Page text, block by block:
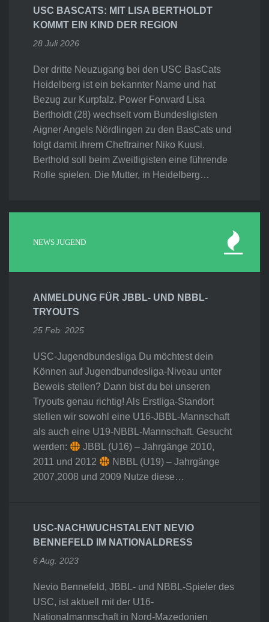
USC BASCATS: MIT LISA BERTHOLDT
KOMMT EIN KIND DER REGION
28 Juli 2026
Der dritte Neuzugang bei den USC BasCats
Heidelberg ist ein bekannter Name und hat
Bezug zur Kurpfalz. Power Forward Lisa
Bertholdt (28) wechselt vom Bundesligisten
Aigner Angels Nördlingen zu den BasCats und
folgt damit ihrem Cheftrainer Niko Kuusi.
Berthold soll beim Zweitligisten eine führende
Rolle spielen. Die Mutter, in Heidelberg…
NEWS JUGEND
ANMELDUNG FÜR JBBL- UND NBBL-
TRYOUTS
25 Feb. 2025
USC-Jugendbundesliga Du möchtest dein
Können auf Jugendbundesliga-Niveau unter
Beweis stellen? Dann bist du bei unseren
Tryouts genau richtig! Als Erstliga-Standort
stellen wir sowohl eine U16-JBBL-Mannschaft
als auch eine U19-NBBL-Mannschaft. Gesucht
werden:
JBBL (U16) – Jahrgänge 2010,
2011 und 2012
NBBL (U19) – Jahrgänge
2007,2008 und 2009 Nutze diese…
USC-NACHWUCHSTALENT NEVIO
BENNEFELD IM NATIONALDRESS
6 Aug. 2023
Nevio Bennefeld, JBBL- und NBBL-Spieler des
USC, ist aktuell mit der U16-
Nationalmannschaft in Nord-Mazedonien